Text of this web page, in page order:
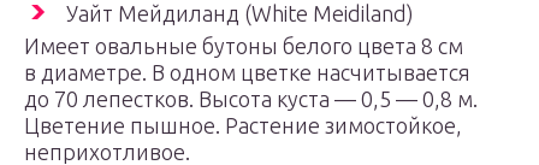
Уайт Мейдиланд (White Meidiland)
Имеет овальные бутоны белого цвета 8 см
в диаметре. В одном цветке насчитывается
до 70 лепестков. Высота куста — 0,5 — 0,8 м.
Цветение пышное. Растение зимостойкое,
неприхотливое.